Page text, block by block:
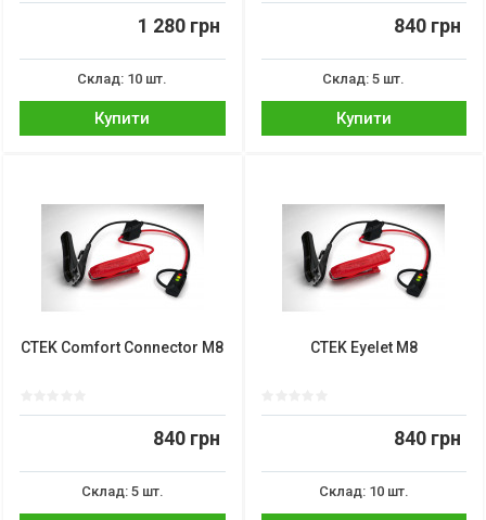
1 280 грн
Склад: 10 шт.
Купити
840 грн
Склад: 5 шт.
Купити
CTEK Comfort Connector M8
840 грн
Склад: 5 шт.
CTEK Eyelet M8
840 грн
Склад: 10 шт.